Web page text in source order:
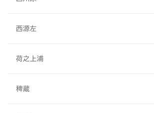
西源左
荷之上浦
稗蔵